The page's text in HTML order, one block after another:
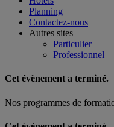
Planning
Contactez-nous
Autres sites
Particulier
Professionnel
Cet évènement a terminé.
Nos programmes de